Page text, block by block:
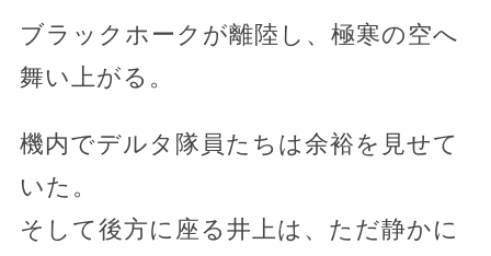
ブラックホークが離陸し、極寒の空へ
舞い上がる。
機内でデルタ隊員たちは余裕を見せて
いた。
そして後方に座る井上は、ただ静かに